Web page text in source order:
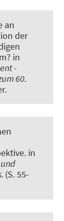
an
der
in
-
60.
in
(S. 55-